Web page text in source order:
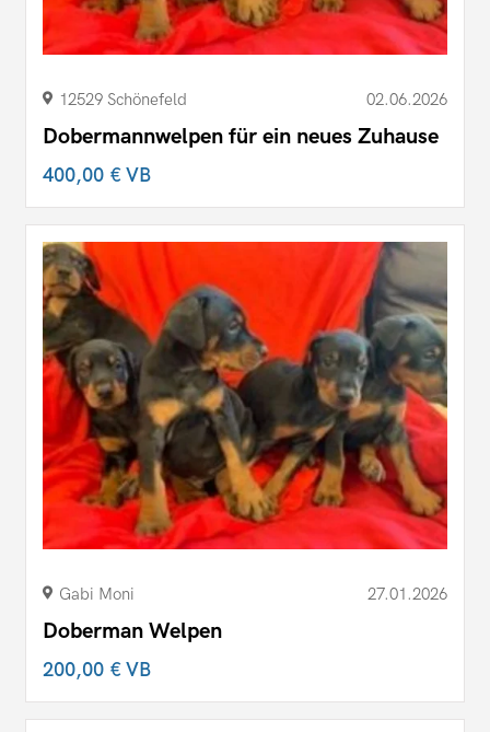
12529 Schönefeld 02.06.2026
Dobermannwelpen für ein neues Zuhause
400,00 €VB
Gabi Moni 27.01.2026
Doberman Welpen
200,00 €VB